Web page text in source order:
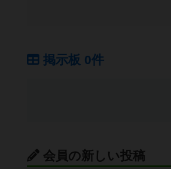
掲示板 0件
会員の新しい投稿